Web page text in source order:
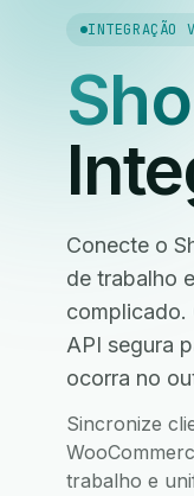
INTEGRAÇÃO
Conecte o
de trabalho
complicado.
API segura
ocorra no
Sincronize
trabalho e